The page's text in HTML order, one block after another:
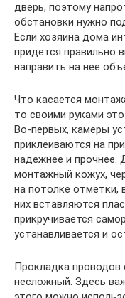
дверь, поэтому
обстановки нужно
Если хозяина дома
придется правильно
направить на нее
Что касается
то своими руками
Во-первых, камеры
приклеиваются на
надежнее и прочнее.
монтажный кожух,
на потолке отметки,
них вставляются
прикручивается
устанавливается и
Прокладка проводов
несложный. Здесь